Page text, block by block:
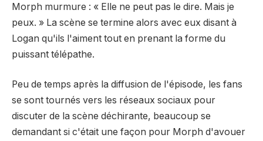
Morph murmure : « Elle ne peut pas le dire. Mais je
peux. » La scène se termine alors avec eux disant à
Logan qu'ils l'aiment tout en prenant la forme du
puissant télépathe.
Peu de temps après la diffusion de l'épisode, les fans
se sont tournés vers les réseaux sociaux pour
discuter de la scène déchirante, beaucoup se
demandant si c'était une façon pour Morph d'avouer